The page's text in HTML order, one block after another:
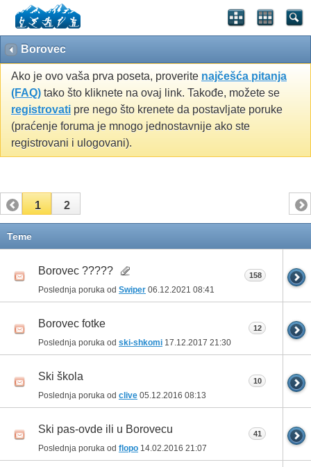
Borovec
Ako je ovo vaša prva poseta, proverite najčešća pitanja
(FAQ) tako što kliknete na ovaj link. Takođe, možete se
registrovati pre nego što krenete da postavljate poruke
(praćenje foruma je mnogo jednostavnije ako ste
registrovani i ulogovani).
1 2
Teme
Borovec ?????
Poslednja poruka od Swiper 06.12.2021 08:41
158
Borovec fotke
Poslednja poruka od ski-shkomi 17.12.2017 21:30
12
Ski škola
Poslednja poruka od clive 05.12.2016 08:13
10
Ski pas-ovde ili u Borovecu
Poslednja poruka od flopo 14.02.2016 21:07
41